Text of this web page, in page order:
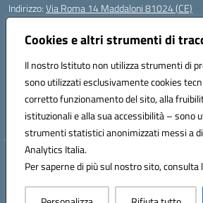
Cookies e altri strumenti di
Il nostro Istituto non utilizza strumenti di
sono utilizzati esclusivamente cookies
corretto funzionamento del sito, alla
istituzionali e alla sua accessibilità – sono
strumenti statistici anonimizzati messi a
Analytics Italia.
Per saperne di più sul nostro sito, consulta
Indirizzo:Via Roma 14 Maddaloni 81024 (CE)
Centralino:
Posta elettronica certificata (PEC):
Codice fiscale: 80006190617
Codice meccanografico:CEIC8AN00R
Codice Indice delle Pubbliche Amministrazioni
Codice unico di fatturazione (CUF): UFORSV
Hosting & Powered by 3D
Concept & Design by